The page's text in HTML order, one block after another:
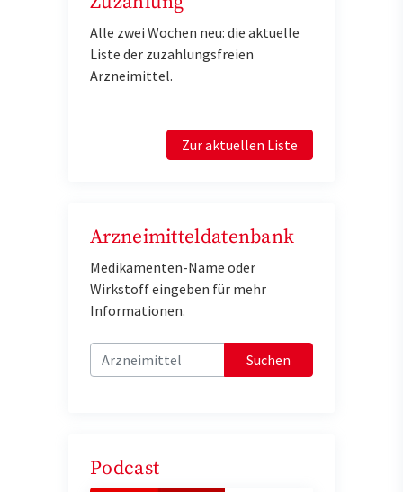
Alle zwei Wochen neu: die aktuelle
Liste der zuzahlungsfreien
Arzneimittel.
Zur aktuellen Liste
Arzneimitteldatenbank
Medikamenten-Name oder
Wirkstoff eingeben für mehr
Informationen.
Suchen
Podcast